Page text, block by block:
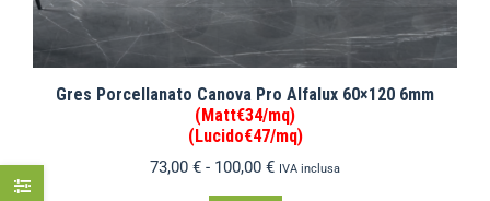
Gres Porcellanato Canova Pro Alfalux 60×120 6mm
(Matt€34/mq)
(Lucido€47/mq)
73,00 € - 100,00 € IVA inclusa